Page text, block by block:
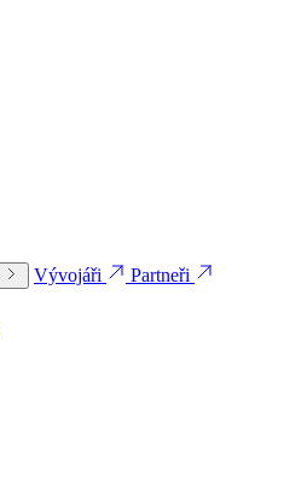
Vývojáři
Partneři